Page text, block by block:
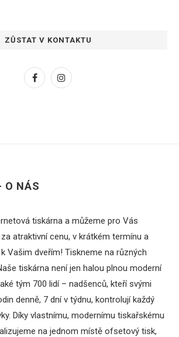
ZŮSTAT V KONTAKTU
NÁS
tiskárna a můžeme pro Vás
atraktivní cenu, v krátkém termínu a
Vašim dveřím! Tiskneme na různých
tiskárna není jen halou plnou moderní
tým 700 lidí – nadšenců, kteří svými
denně, 7 dní v týdnu, kontrolují každý
Díky vlastnímu, modernímu tiskařskému
na jednom místě ofsetový tisk,